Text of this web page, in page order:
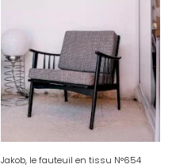
Jakob, le fauteuil en tissu N°654